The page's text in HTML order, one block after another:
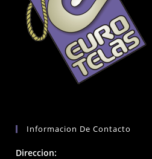
Informacion De Contacto
Direccion: